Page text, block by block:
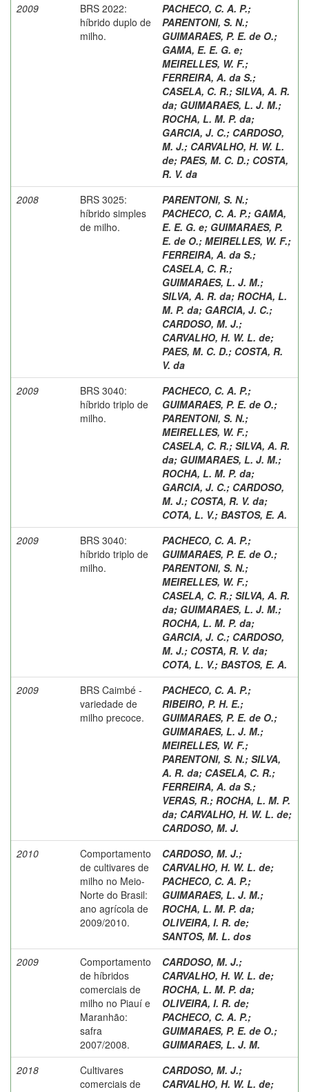
2009
BRS 2022:
híbrido duplo de
milho.
PACHECO, C. A. P.;
PARENTONI, S. N.;
GUIMARAES, P. E. de O.;
GAMA, E. E. G. e;
MEIRELLES, W. F.;
FERREIRA, A. da S.;
CASELA, C. R.; SILVA, A. R.
da; GUIMARAES, L. J. M.;
ROCHA, L. M. P. da;
GARCIA, J. C.; CARDOSO,
M. J.; CARVALHO, H. W. L.
de; PAES, M. C. D.; COSTA,
R. V. da
2008
BRS 3025:
híbrido simples
de milho.
PARENTONI, S. N.;
PACHECO, C. A. P.; GAMA,
E. E. G. e; GUIMARAES, P.
E. de O.; MEIRELLES, W. F.;
FERREIRA, A. da S.;
CASELA, C. R.;
GUIMARAES, L. J. M.;
SILVA, A. R. da; ROCHA, L.
M. P. da; GARCIA, J. C.;
CARDOSO, M. J.;
CARVALHO, H. W. L. de;
PAES, M. C. D.; COSTA, R.
V. da
2009
BRS 3040:
híbrido triplo de
milho.
PACHECO, C. A. P.;
GUIMARAES, P. E. de O.;
PARENTONI, S. N.;
MEIRELLES, W. F.;
CASELA, C. R.; SILVA, A. R.
da; GUIMARAES, L. J. M.;
ROCHA, L. M. P. da;
GARCIA, J. C.; CARDOSO,
M. J.; COSTA, R. V. da;
COTA, L. V.; BASTOS, E. A.
2009
BRS 3040:
híbrido triplo de
milho.
PACHECO, C. A. P.;
GUIMARAES, P. E. de O.;
PARENTONI, S. N.;
MEIRELLES, W. F.;
CASELA, C. R.; SILVA, A. R.
da; GUIMARAES, L. J. M.;
ROCHA, L. M. P. da;
GARCIA, J. C.; CARDOSO,
M. J.; COSTA, R. V. da;
COTA, L. V.; BASTOS, E. A.
2009
BRS Caimbé -
variedade de
milho precoce.
PACHECO, C. A. P.;
RIBEIRO, P. H. E.;
GUIMARAES, P. E. de O.;
GUIMARAES, L. J. M.;
MEIRELLES, W. F.;
PARENTONI, S. N.; SILVA,
A. R. da; CASELA, C. R.;
FERREIRA, A. da S.;
VERAS, R.; ROCHA, L. M. P.
da; CARVALHO, H. W. L. de;
CARDOSO, M. J.
2010
Comportamento
de cultivares de
milho no Meio-
Norte do Brasil:
ano agrícola de
2009/2010.
CARDOSO, M. J.;
CARVALHO, H. W. L. de;
PACHECO, C. A. P.;
GUIMARAES, L. J. M.;
ROCHA, L. M. P. da;
OLIVEIRA, I. R. de;
SANTOS, M. L. dos
2009
Comportamento
de híbridos
comerciais de
milho no Piauí e
Maranhão:
safra
2007/2008.
CARDOSO, M. J.;
CARVALHO, H. W. L. de;
ROCHA, L. M. P. da;
OLIVEIRA, I. R. de;
PACHECO, C. A. P.;
GUIMARAES, P. E. de O.;
GUIMARAES, L. J. M.
2018
Cultivares
comerciais de
CARDOSO, M. J.;
CARVALHO, H. W. L. de;